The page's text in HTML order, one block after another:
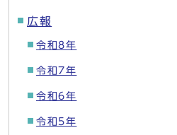
広報
令和8年
令和7年
令和6年
令和5年